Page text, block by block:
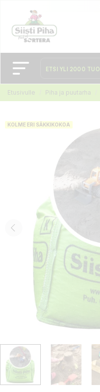
Etusivulle Piha ja puutarha
KOLME ERI SÄKKIKOKOA